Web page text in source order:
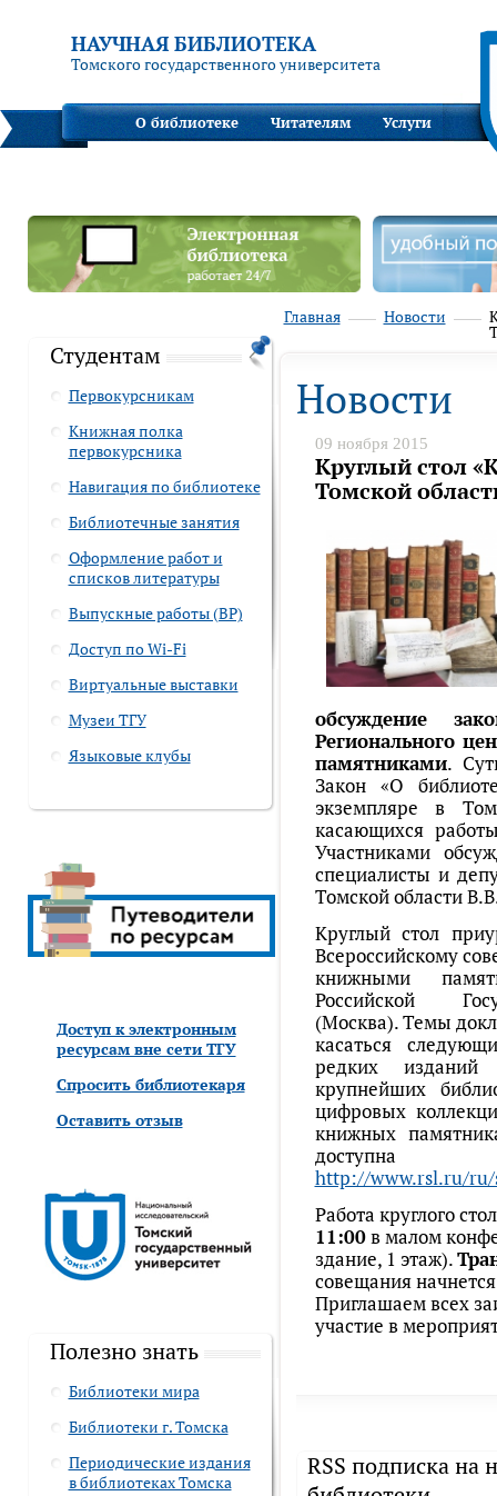
НАУЧНАЯ БИБЛИОТЕКА
Томского государственного университета
О библиотеке Читателям Услуги
Студентам
Первокурсникам
Книжная полка
первокурсника
Навигация по библиотеке
Библиотечные занятия
Оформление работ и
списков литературы
Выпускные работы (ВР)
Доступ по Wi-Fi
Виртуальные выставки
Музеи ТГУ
Языковые клубы
Доступ к электронным
ресурсам вне сети ТГУ
Спросить библиотекаря
Оставить отзыв
Полезно знать
Библиотеки мира
Библиотеки г. Томска
Периодические издания
в библиотеках Томска
Главная Новости
Новости
09 ноября 2015
Круглый стол
Томской
обсуждение
Регионального
памятниками.
Закон «О
экземпляре в
касающихся
Участниками
специалисты и
Томской области
Круглый стол
Всероссийскому
книжными
Российской
(Москва). Темы
касаться
редких изданий
крупнейших
цифровых
книжных
http://www.rsl.ru/ru/
Работа круглого
11:00в малом
здание, 1 этаж).
совещания
Приглашаем всех
участие в
RSS подписка на